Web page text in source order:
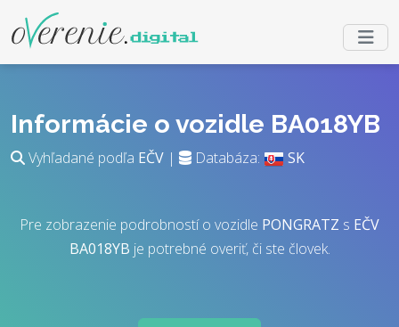
Informácie o vozidle BA018YB
Vyhľadané podľa EČV | Databáza: SK
Pre zobrazenie podrobností o vozidle PONGRATZ s EČV
BA018YB je potrebné overiť, či ste človek.